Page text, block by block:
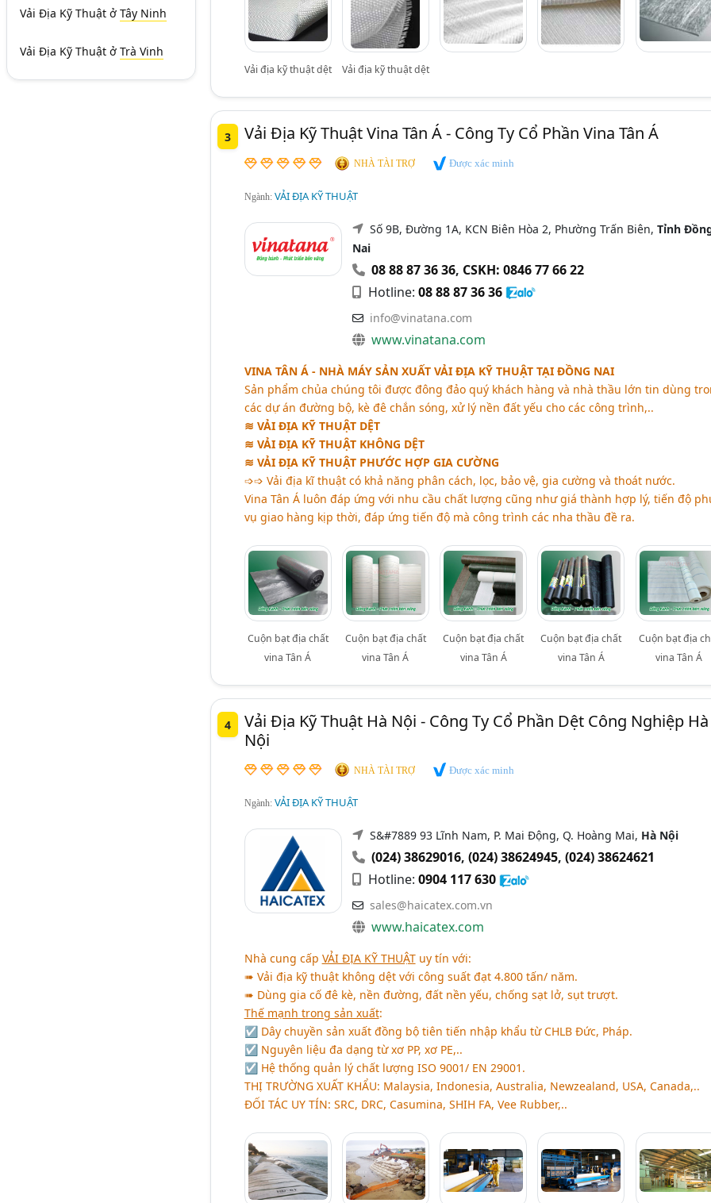
Vải Địa Kỹ Thuật ở Tây Ninh
Vải Địa Kỹ Thuật ở Trà Vinh
Vải địa kỹ thuật dệt Vải địa kỹ thuật dệt
3 Vải Địa Kỹ Thuật Vina Tân Á - Công Ty Cổ Phần Vina Tân Á
NHÀ TÀI TRỢ Được xác minh
Ngành: VẢI ĐỊA KỸ THUẬT
Số 9B, Đường 1A, KCN Biên Hòa 2, Phường Trấn Biên, Tỉnh
Nai
08 88 87 36 36, CSKH: 0846 77 66 22
Hotline: 08 88 87 36 36
info@vinatana.com
www.vinatana.com
VINA TÂN Á - NHÀ MÁY SẢN XUẤT VẢI ĐỊA KỸ THUẬT TẠI ĐỒNG NAI
Sản phẩm chủa chúng tôi được đông đảo quý khách hàng và nhà thầu lớn tin dùng
các dự án đường bộ, kè đê chắn sóng, xử lý nền đất yếu cho các công trình,..
≋ VẢI ĐỊA KỸ THUẬT DỆT
≋ VẢI ĐỊA KỸ THUẬT KHÔNG DỆT
≋ VẢI ĐỊA KỸ THUẬT PHƯỚC HỢP GIA CƯỜNG
➩➩ Vải địa kĩ thuật có khả năng phân cách, lọc, bảo vệ, gia cường và thoát nước.
Vina Tân Á luôn đáp ứng với nhu cầu chất lượng cũng như giá thành hợp lý, tiến độ
vụ giao hàng kịp thời, đáp ứng tiến độ mà công trình các nha thầu đề ra.
Cuộn bạt địa chất
vina Tân Á
Cuộn bạt địa chất
vina Tân Á
Cuộn bạt địa chất
vina Tân Á
Cuộn bạt địa chất
vina Tân Á
Cuộn bạt địa
vina Tân Á
4
Vải Địa Kỹ Thuật Hà Nội - Công Ty Cổ Phần Dệt Công Nghiệp Hà
Nội
NHÀ TÀI TRỢ Được xác minh
Ngành: VẢI ĐỊA KỸ THUẬT
S&#7889 93 Lĩnh Nam, P. Mai Động, Q. Hoàng Mai, Hà Nội
(024) 38629016, (024) 38624945, (024) 38624621
Hotline: 0904 117 630
sales@haicatex.com.vn
www.haicatex.com
Nhà cung cấp VẢI ĐỊA KỸ THUẬTuy tín với:
➠ Vải địa kỹ thuật không dệt với công suất đạt 4.800 tấn/ năm.
➠ Dùng gia cố đê kè, nền đường, đất nền yếu, chống sạt lở, sụt trượt.
Thế mạnh trong sản xuất:
☑ Dây chuyền sản xuất đồng bộ tiên tiến nhập khẩu từ CHLB Đức, Pháp.
☑ Nguyên liệu đa dạng từ xơ PP, xơ PE,..
☑ Hệ thống quản lý chất lượng ISO 9001/ EN 29001.
THỊ TRƯỜNG XUẤT KHẨU: Malaysia, Indonesia, Australia, Newzealand, USA, Canada,..
ĐỐI TÁC UY TÍN: SRC, DRC, Casumina, SHIH FA, Vee Rubber,..